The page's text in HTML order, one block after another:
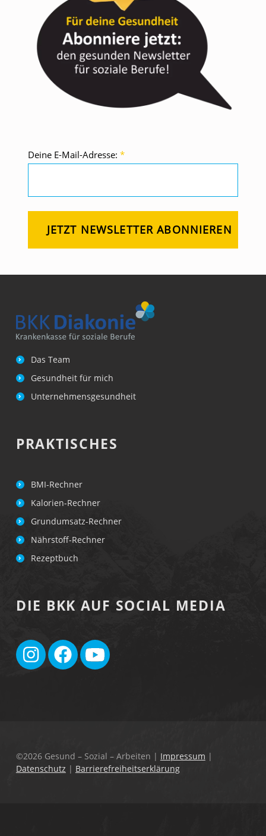
Deine E-Mail-Adresse: *
Das Team
Gesundheit für mich
Unternehmensgesundheit
PRAKTISCHES
BMI-Rechner
Kalorien-Rechner
Grundumsatz-Rechner
Nährstoff-Rechner
Rezeptbuch
DIE BKK AUF SOCIAL MEDIA
©2026 Gesund – Sozial – Arbeiten | Impressum |
Datenschutz | Barrierefreiheitserklärung